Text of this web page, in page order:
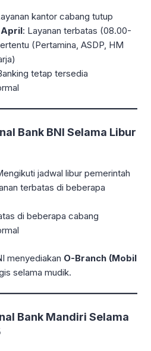
kantor cabang tutup
: Layanan terbatas (08.00-
(Pertamina, ASDP, HM
tetap tersedia
Bank BNI Selama Libur
jadwal libur pemerintah
terbatas di beberapa
di beberapa cabang
menyediakan O-Branch (Mobil
selama mudik.
Bank Mandiri Selama